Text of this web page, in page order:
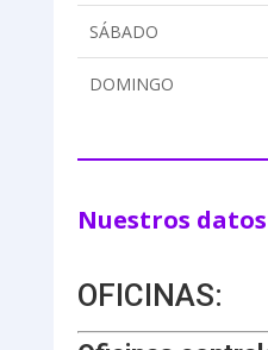
SÁBADO
DOMINGO
Nuestros
OFICINAS: